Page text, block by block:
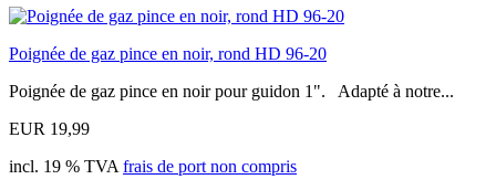
Poignée de gaz pince en noir, rond HD 96-20
Poignée de gaz pince en noir pour guidon 1". Adapté à notre...
EUR 19,99
incl. 19 % TVA frais de port non compris